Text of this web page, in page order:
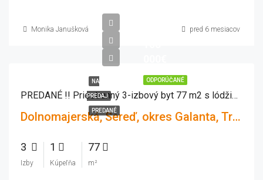
Monika Janušková pred 6 mesiacov
ODPORÚČANÉ
NA
PREDAJ
PREDANÉ
PREDANÉ !! Priestranný 3-izbový byt 77 m2 s lódžiou, pivnicou vo vyhľadávanej lokalite mesta SEREĎ
Dolnomajerská, Sereď, okres Galanta, Trnavský kraj, Západné Slovensko, 926 01, Slovensko
3
Izby
1
Kúpeľňa
77
m²